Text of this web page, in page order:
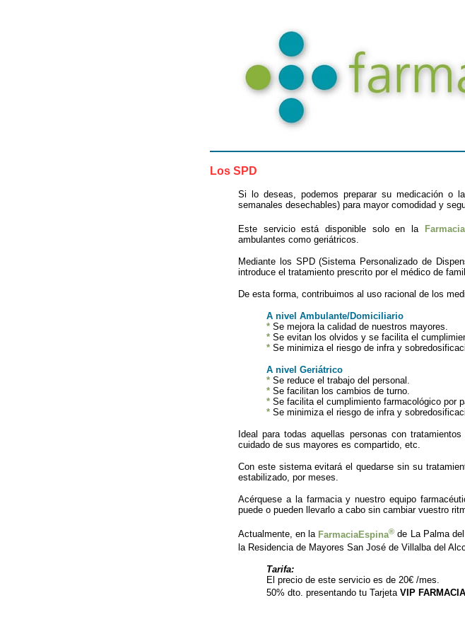
Los SPD
Si lo deseas, podemos preparar su medicación o
semanales desechables) para mayor comodidad y
Este servicio está disponible solo en la
ambulantes como geriátricos.
Mediante los SPD (Sistema Personalizado de
introduce el tratamiento prescrito por el médico de
De esta forma, contribuimos al uso racional de los
A nivel Ambulante/Domiciliario
* Se mejora la calidad de nuestros mayores.
* Se evitan los olvidos y se facilita el
* Se minimiza el riesgo de infra y
A nivel Geriátrico
* Se reduce el trabajo del personal.
* Se facilitan los cambios de turno.
* Se facilita el cumplimiento farmacológico por
* Se minimiza el riesgo de infra y
Ideal para todas aquellas personas con
cuidado de sus mayores es compartido, etc.
Con este sistema evitará el quedarse sin su
estabilizado, por meses.
Acérquese a la farmacia y nuestro equipo
puede o pueden llevarlo a cabo sin cambiar vuestro
Actualmente, en la FarmaciaEspina® de La Palma
la Residencia de Mayores San José de Villalba del
Tarifa:
El precio de este servicio es de 20€ /mes.
50% dto. presentando tu Tarjeta VIP